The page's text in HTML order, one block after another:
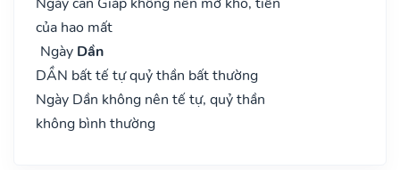
của hao mất
Ngày Dần
DẦN bất tế tự quỷ thần bất thường
Ngày Dần không nên tế tự, quỷ thần
không bình thường